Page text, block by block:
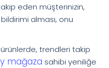
eden müşterinizin,
alması, onu
trendleri takip
mağaza sahibi yeniliğe